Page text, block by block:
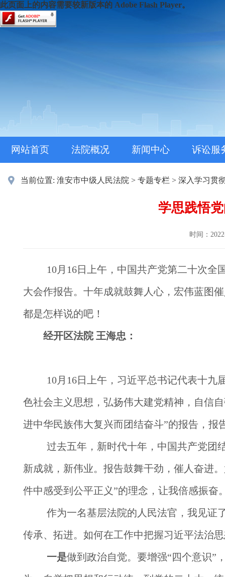
此页面上的内容需要较新版本的 Adobe Flash Player。
网站首页 法院概况 新闻中心 诉讼服
当前位置: 淮安市中级人民法院 > 专题专栏 > 深入学习贯
学思践悟
时间：
10月16日上午，中国共产党第二十次
大会作报告。十年成就鼓舞人心，宏伟蓝图
都是怎样说的吧！
经开区法院 王海忠 ：
10月16日上午，习近平总书记代表十
色社会主义思想，弘扬伟大建党精神，自信
进中华民族伟大复兴而团结奋斗”的报告，
过去五年，新时代十年，中国共产党团
新成就，新伟业。报告鼓舞干劲，催人奋进
件中感受到公平正义”的理念，让我倍感振奋
作为一名基层法院的人民法官，我见证
传承、拓进。如何在工作中把握习近平法治
一是做到政治自觉。要增强“四个意识”